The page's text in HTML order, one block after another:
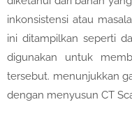
inkonsistensi atau
ini ditampilkan seperti
digunakan untuk
tersebut. menunjukkan
dengan menyusun CT